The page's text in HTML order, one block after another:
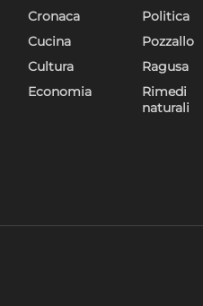
Cronaca
Cucina
Cultura
Economia
Politica
Pozzallo
Ragusa
Rimedi
naturali